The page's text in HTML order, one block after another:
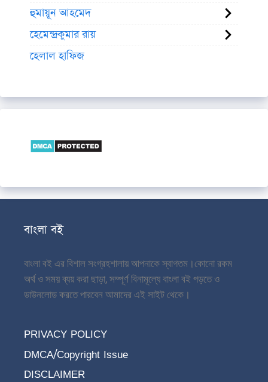
হুমায়ূন আহমেদ
হেমেন্দ্রকুমার রায়
হেলাল হাফিজ
বাংলা বই
বাংলা বই এর বিশাল সংগ্রহশালায় আপনাকে স্বাগতম।কোনো রকম
অর্থ ও সময় ব্যয় করা ছাড়া, সম্পূর্ণ বিনামূল্যে বাংলা বই পড়তে ও
ডাউনলোড করতে পারবেন আমাদের এই সাইট থেকে।
PRIVACY POLICY
DMCA/Copyright Issue
DISCLAIMER